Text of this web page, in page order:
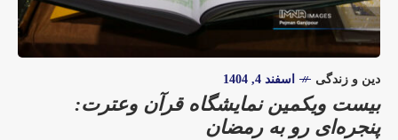
دین و زندگی اسفند 4, 1404
بیست ویکمین نمایشگاه قرآن وعترت:
پنجره‌ای رو به رمضان